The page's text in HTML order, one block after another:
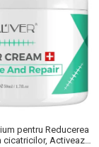
pentru Reducerea
cicatricilor, Activeaza